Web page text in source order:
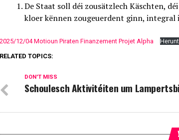
De Staat soll déi zousätzlech Käschten,
kloer kënnen zougeuerdent ginn, integral
2025/12/04 Motioun Piraten Finanzement Projet Alpha
RELATED TOPICS:
DON'T MISS
Schoulesch Aktivitéiten um